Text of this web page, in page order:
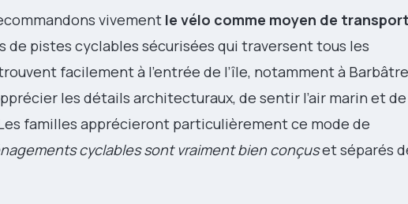
vivement le vélo comme moyen de transport
de pistes cyclables sécurisées qui traversent tous les
facilement à l’entrée de l’île, notamment à
les détails architecturaux, de sentir l’air marin et de
familles apprécieront particulièrement ce mode de
cyclables sont vraiment bien conçuset séparés